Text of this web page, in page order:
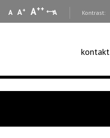
A A+ A++ A Kontrast:
kontakt